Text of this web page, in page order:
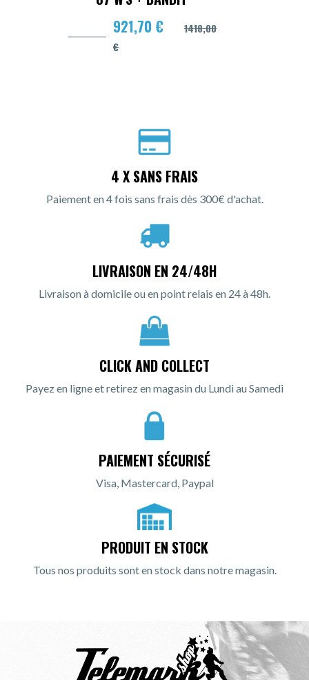
921,70 €
1418,00
€
4 X SANS FRAIS
Paiement en 4 fois sans frais dès 300€ d'achat.
LIVRAISON EN 24/48H
Livraison à domicile ou en point relais en 24 à 48h.
CLICK AND COLLECT
Payez en ligne et retirez en magasin du Lundi au Samedi
PAIEMENT SÉCURISÉ
Visa, Mastercard, Paypal
PRODUIT EN STOCK
Tous nos produits sont en stock dans notre magasin.